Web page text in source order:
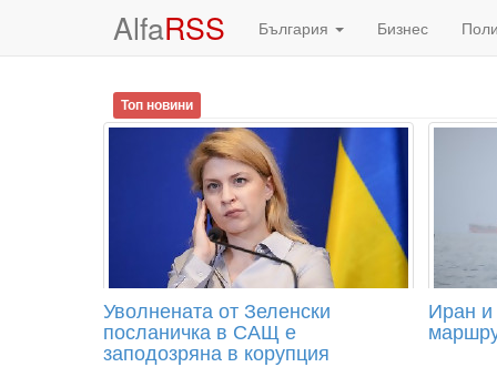
AlfaRSS България Бизнес
Топ новини
Уволнената от Зеленски
посланичка в САЩ е
заподозряна в корупция
Иран и